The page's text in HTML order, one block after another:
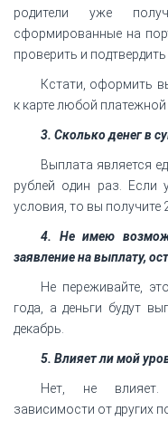
родители уже
сформированные на
проверить и
Кстати, оформить
к карте любой платежной
3. Сколько денег в
Выплата является
рублей один раз. Если
условия, то вы получите
4. Не имею
заявление на выплату,
Не переживайте,
года, а деньги будут
декабрь.
5. Влияет ли мой
Нет, не влияет.
зависимости от других